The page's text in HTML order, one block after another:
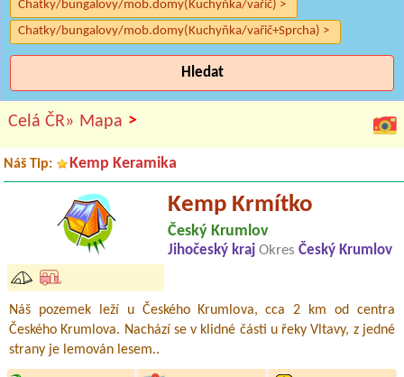
Chatky/bungalovy/mob.domy(Kuchyňka/vařič) >
Chatky/bungalovy/mob.domy(Kuchyňka/vařič+Sprcha) >
Hledat
Celá ČR» Mapa >
Náš Tip: Kemp Keramika
Kemp Krmítko
Český Krumlov
Jihočeský kraj Okres Český Krumlov
Náš pozemek leží u Českého Krumlova, cca 2 km od centra
Českého Krumlova. Nachází se v klidné části u řeky Vltavy, z jedné
strany je lemován lesem..